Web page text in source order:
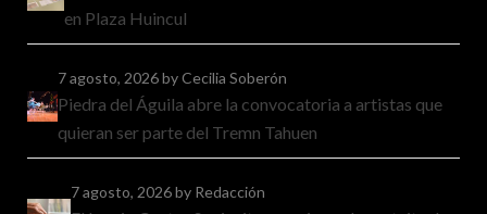
en Plaza Huincul
7 agosto, 2026by Cecilia Soberón
Piedra del Águila abre la convocatoria a artistas que
quieran ser parte del Tremn Tahuen
7 agosto, 2026by Redacción